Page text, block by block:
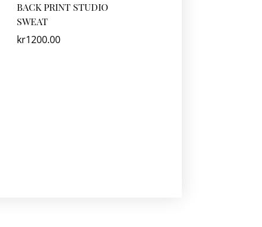
BACK PRINT STUDIO
SWEAT
kr1200.00